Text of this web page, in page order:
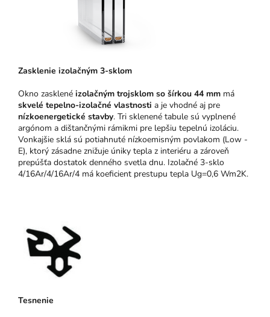
Zasklenie izolačným 3-sklom
Okno zasklené izolačným trojsklom so šírkou 44 mm má
skvelé tepelno-izolačné vlastnosti a je vhodné aj pre
nízkoenergetické stavby. Tri sklenené tabule sú vyplnené
argónom a dištančnými rámikmi pre lepšiu tepelnú izoláciu.
Vonkajšie sklá sú potiahnuté nízkoemisným povlakom (Low -
E), ktorý zásadne znižuje úniky tepla z interiéru a zároveň
prepúšťa dostatok denného svetla dnu. Izolačné 3-sklo
4/16Ar/4/16Ar/4 má koeficient prestupu tepla Ug=0,6 Wm2K.
Tesnenie